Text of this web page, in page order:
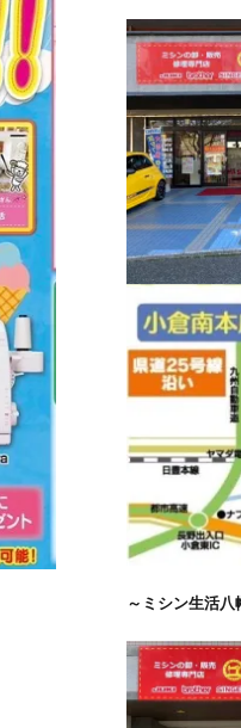
～ミシン生活八